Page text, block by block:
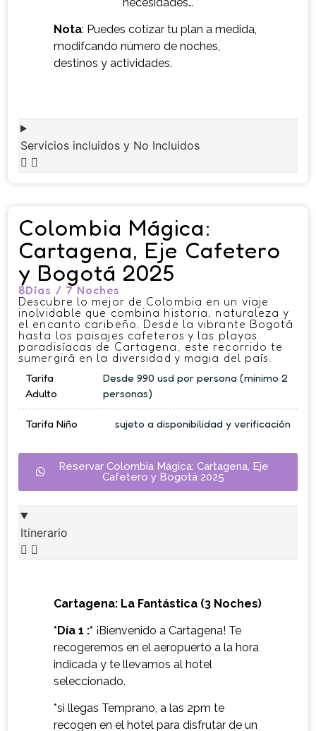
Nota: Puedes cotizar tu plan a medida,
modifcando número de noches,
destinos y actividades.
Servicios incluidos y No Incluidos
Reservar Colombia Mágica: Cartagena, Eje
Cafetero y Bogotá 2025
Colombia Mágica:
Cartagena, Eje Cafetero
y Bogotá 2025
8Días / 7 Noches
Descubre lo mejor de Colombia en un viaje
inolvidable que combina historia, naturaleza y
el encanto caribeño. Desde la vibrante Bogotá
hasta los paisajes cafeteros y las playas
paradisíacas de Cartagena, este recorrido te
sumergirá en la diversidad y magia del país.
Tarifa
Adulto
Desde 990 usd por persona (minimo 2
personas)
Tarifa Niño sujeto a disponibilidad y verificación
Itinerario
Cartagena: La Fantástica (3 Noches)
*Día 1 :* ¡Bienvenido a Cartagena! Te
recogeremos en el aeropuerto a la hora
indicada y te llevamos al hotel
seleccionado.
*si llegas Temprano, a las 2pm te
recogen en el hotel para disfrutar de un